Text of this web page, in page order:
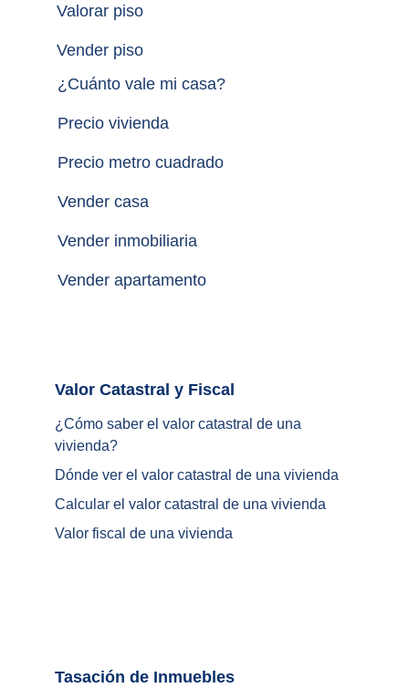
¿ Cómo saber el valor catastral de una
vivienda?
Dónde ver el valor catastral de una vivienda
Calcular el valor catastral de una vivienda
Valor fiscal de una vivienda
Valorar piso
¿Cuánto vale mi casa?
Precio vivienda
Precio metro cuadrado
Vender casa
Vender inmobiliaria
Vender apartamento
Vender piso